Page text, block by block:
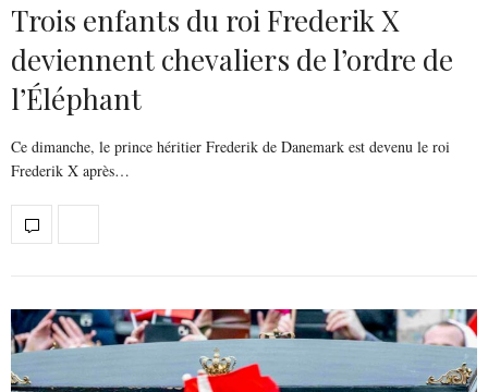
Trois enfants du roi Frederik X
deviennent chevaliers de l’ordre de
l’Éléphant
Ce dimanche, le prince héritier Frederik de Danemark est devenu le roi
Frederik X après…